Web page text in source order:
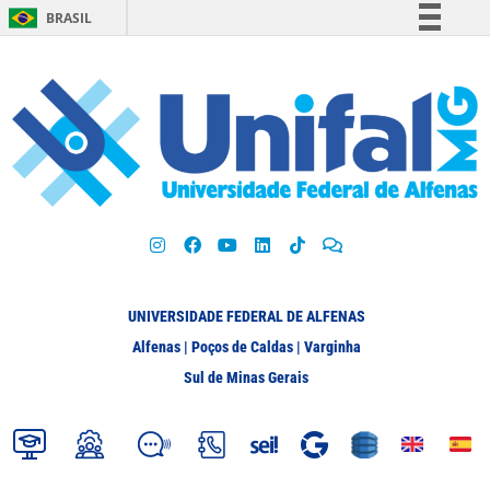
BRASIL
Participe
Acesso à informação
Legislação
UNIVERSIDADE FEDERAL DE ALFENAS
Alfenas | Poços de Caldas | Varginha
Sul de Minas Gerais